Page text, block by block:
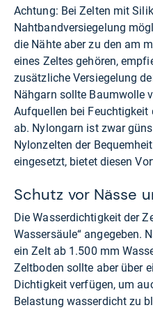
Achtung: Bei Zelten mit
Nahtbandversiegelung
die Nähte aber zu den am
eines Zeltes gehören,
zusätzliche Versiegelung
Nähgarn sollte Baumwolle
Aufquellen bei
ab. Nylongarn ist zwar
Nylonzelten der
eingesetzt, bietet diesen
Schutz vor Nässe
Die Wasserdichtigkeit der
Wassersäule“ angegeben.
ein Zelt ab 1.500 mm
Zeltboden sollte aber über
Dichtigkeit verfügen, um
Belastung wasserdicht zu